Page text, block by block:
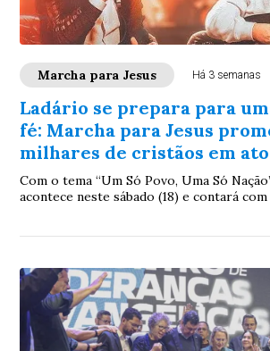
Marcha para Jesus Há 3 semanas
Ladário se prepara para
fé: Marcha para Jesus
milhares de cristãos em
Com o tema “Um Só Povo, Uma Só
acontece neste sábado (18) e contará com